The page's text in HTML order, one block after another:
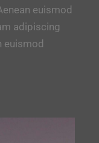
euismod
adipiscing
euismod